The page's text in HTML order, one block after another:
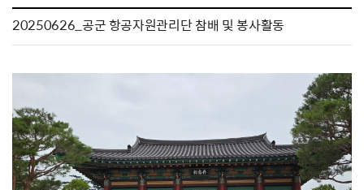
20250626_공군 항공자원관리단 참배 및 봉사활동